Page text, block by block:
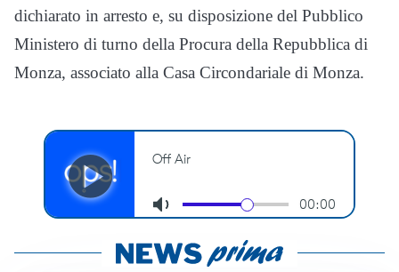
dichiarato in arresto e, su disposizione del Pubblico
Ministero di turno della Procura della Repubblica di
Monza, associato alla Casa Circondariale di Monza.